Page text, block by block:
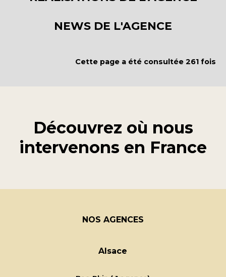
NEWS DE L'AGENCE
Cette page a été consultée 261 fois
Découvrez où nous
intervenons en France
NOS AGENCES
Alsace